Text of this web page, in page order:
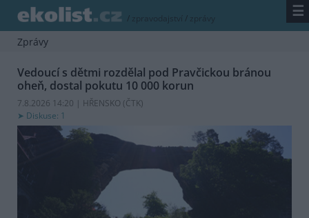
/ zpravodajství / zprávy ☰
Zprávy
Vedoucí s dětmi rozdělal pod Pravčickou bránou
oheň, dostal pokutu 10 000 korun
7.8.2026 14:20 | HŘENSKO (ČTK)
Diskuse: 1